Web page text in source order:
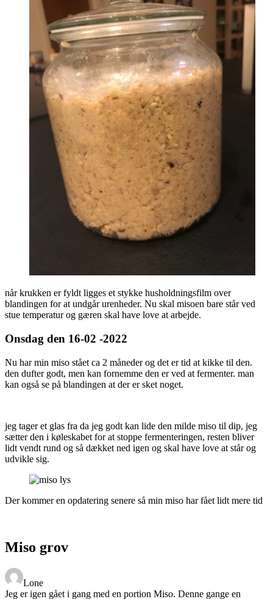
når krukken er fyldt ligges et stykke husholdningsfilm over
blandingen for at undgår urenheder. Nu skal misoen bare står ved
stue temperatur og gæren skal have love at arbejde.
Onsdag den 16-02 -2022
Nu har min miso stået ca 2 måneder og det er tid at kikke til den.
den dufter godt, men kan fornemme den er ved at fermenter. man
kan også se på blandingen at der er sket noget.
jeg tager et glas fra da jeg godt kan lide den milde miso til dip, jeg
sætter den i køleskabet for at stoppe fermenteringen, resten bliver
lidt vendt rund og så dækket ned igen og skal have love at står og
udvikle sig.
Der kommer en opdatering senere så min miso har fået lidt mere tid
Miso grov
Lone
Jeg er igen gået i gang med en portion Miso. Denne gange en